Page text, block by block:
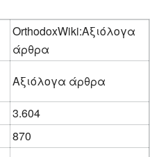
OrthodoxWiki:Αξιόλογα
άρθρα
Αξιόλογα άρθρα
3.604
870